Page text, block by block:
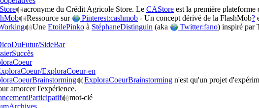
acronyme du Crédit Agricole Store. Le CAStore est la première plateforme
Ressource sur Pinterest:cashmob - Un concept dérivé de la FlashMob?
Une EtoilePinko à StéphaneDistinguin (aka Twitter:fano) inspiré par
SideBar
ExploraCoeur-en
ExploraCoeurBrainstorming n'est qu'un projet
amorcer l'expérience.
mot-clé